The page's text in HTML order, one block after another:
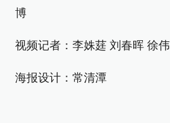
博
视频记者：李姝莛 刘春晖 徐伟
海报设计：常清潭